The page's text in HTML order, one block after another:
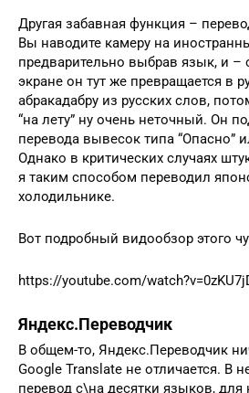
Другая забавная функция –
Вы наводите камеру на
предварительно выбрав язык, и –
экране он тут же превращается в
абракадабру из русских слов,
“на лету” ну очень неточный. Он
перевода вывесок типа “Опасно”
Однако в критических случаях
я таким способом переводил
холодильнике.
Вот подробный видообзор этого
https://youtube.com/
Яндекс.Переводчик
В общем-то, Яндекс.Переводчик
Google Translate не отличается. В
перевод с\на десятки языков,